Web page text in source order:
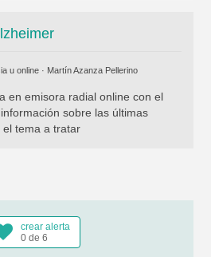
u online · Martín Azanza Pellerino
en emisora radial online con el
sobre las últimas
tema a tratar
crear alerta
0 de 6